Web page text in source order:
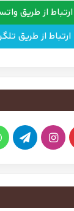
ارتباط از طریق
ارتباط از طریق